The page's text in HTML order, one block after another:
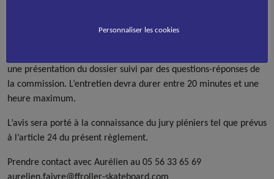
commission VAE. Elle formulera un avis circonstancié sur le
une présentation du dossier suivi par des questions-réponses de
la commission. L’entretien devra durer entre 20 minutes et une
heure maximum.
L’avis sera porté à la connaissance du jury pléniers tel que prévus
à l’article 24 du présent règlement.
Prendre contact avec Aurélien au 05 56 33 65 69
aurelien.faivre@ffroller-skateboard.com
Personnaliser les cookies